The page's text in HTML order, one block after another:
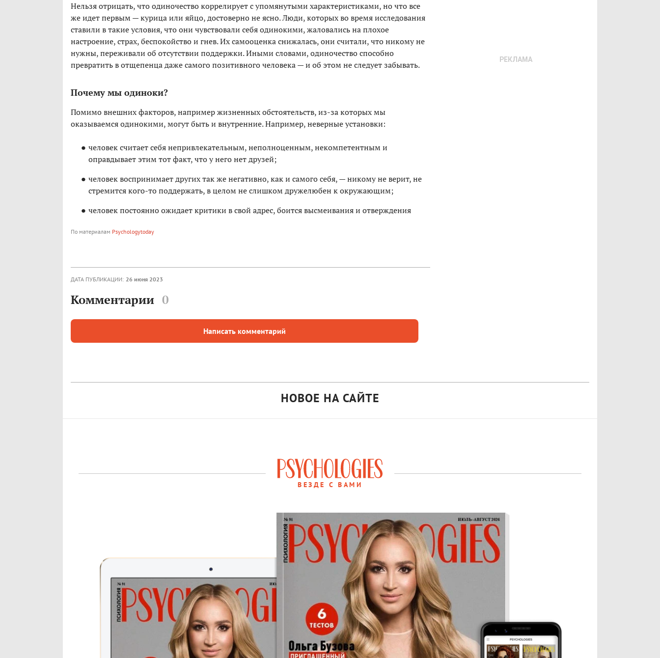
Нельзя отрицать, что одиночество коррелирует с упомянутыми характеристиками, но что все
же идет первым — курица или яйцо, достоверно не ясно. Люди, которых во время исследования
ставили в такие условия, что они чувствовали себя одинокими, жаловались на плохое
настроение, страх, беспокойство и гнев. Их самооценка снижалась, они считали, что никому не
нужны, переживали об отсутствии поддержки. Иными словами, одиночество способно
превратить в отщепенца даже самого позитивного человека — и об этом не следует забывать.
Почему мы одиноки?
Помимо внешних факторов, например жизненных обстоятельств, из-за которых мы
оказываемся одинокими, могут быть и внутренние. Например, неверные установки:
человек считает себя непривлекательным, неполноценным, некомпетентным и
оправдывает этим тот факт, что у него нет друзей;
человек воспринимает других так же негативно, как и самого себя, — никому не верит, не
стремится кого-то поддержать, в целом не слишком дружелюбен к окружающим;
человек постоянно ожидает критики в свой адрес, боится высмеивания и отверждения
По материалам Psychologytoday
ДАТА ПУБЛИКАЦИИ: 26 июня 2023
Комментарии 0
Написать комментарий
НОВОЕ НА САЙТЕ
ВЕЗДЕ С ВАМИ